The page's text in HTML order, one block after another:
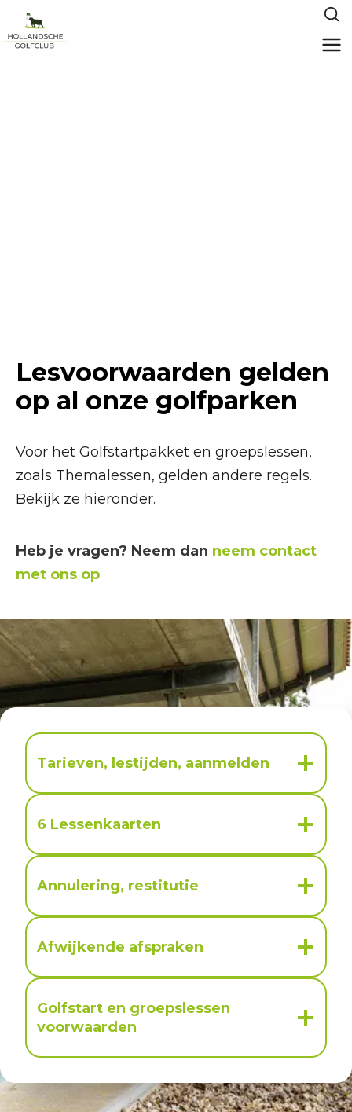
Lesvoorwaarden gelden
op al onze golfparken
Voor het Golfstartpakket en groepslessen,
zoals Themalessen, gelden andere regels.
Bekijk ze hieronder.
Heb je vragen? Neem dan neem contact
met ons op.
Tarieven, lestijden, aanmelden
6 Lessenkaarten
Annulering, restitutie
Afwijkende afspraken
Golfstart en groepslessen
voorwaarden